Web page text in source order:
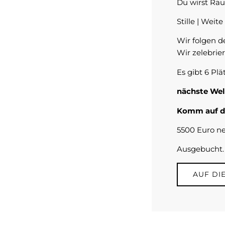
Du wirst
Stille | Weite
Wir folgen
Wir
Es gibt 6
nächste
Komm auf
5500 Euro
AUF